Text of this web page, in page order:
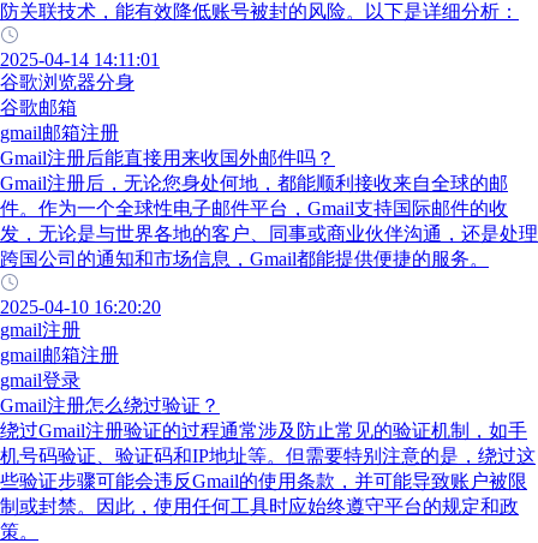
防关联技术，能有效降低账号被封的风险。以下是详细分析：
2025-04-14 14:11:01
谷歌浏览器分身
谷歌邮箱
gmail邮箱注册
Gmail注册后能直接用来收国外邮件吗？
Gmail注册后，无论您身处何地，都能顺利接收来自全球的邮
件。作为一个全球性电子邮件平台，Gmail支持国际邮件的收
发，无论是与世界各地的客户、同事或商业伙伴沟通，还是处理
跨国公司的通知和市场信息，Gmail都能提供便捷的服务。
2025-04-10 16:20:20
gmail注册
gmail邮箱注册
gmail登录
Gmail注册怎么绕过验证？
绕过Gmail注册验证的过程通常涉及防止常见的验证机制，如手
机号码验证、验证码和IP地址等。但需要特别注意的是，绕过这
些验证步骤可能会违反Gmail的使用条款，并可能导致账户被限
制或封禁。因此，使用任何工具时应始终遵守平台的规定和政
策。